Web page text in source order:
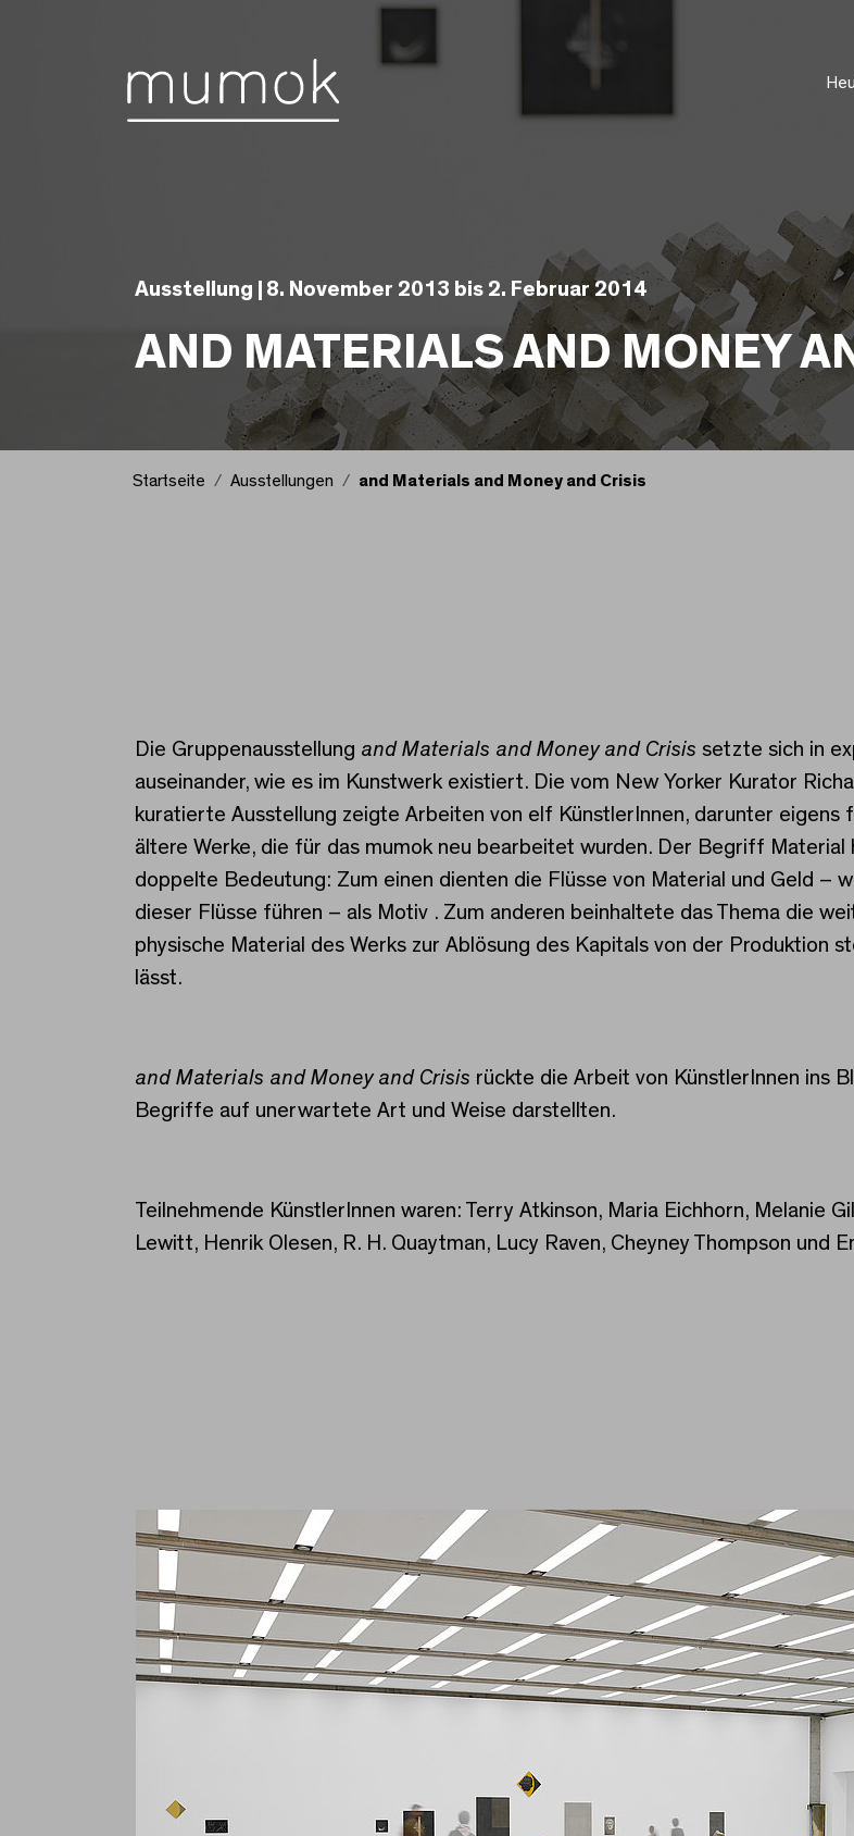
Ausstellung | 8. November 2013 bis 2. Februar 2014
AND MATERIALS AND MONEY
Startseite Ausstellungen
and Materials and Money and Crisis
Die Gruppenausstellung and Materials and Money and Crisis setzte sich in
auseinander, wie es im Kunstwerk existiert. Die vom New Yorker Kurator
kuratierte Ausstellung zeigte Arbeiten von elf KünstlerInnen, darunter
ältere Werke, die für das mumok neu bearbeitet wurden. Der Begriff
doppelte Bedeutung: Zum einen dienten die Flüsse von Material und Geld –
dieser Flüsse führen – als Motiv . Zum anderen beinhaltete das Thema die
physische Material des Werks zur Ablösung des Kapitals von der Produktion
lässt.
and Materials and Money and Crisis rückte die Arbeit von KünstlerInnen ins
Begriffe auf unerwartete Art und Weise darstellten.
Teilnehmende KünstlerInnen waren: Terry Atkinson, Maria Eichhorn, Melanie
Lewitt, Henrik Olesen, R. H. Quaytman, Lucy Raven, Cheyney Thompson und